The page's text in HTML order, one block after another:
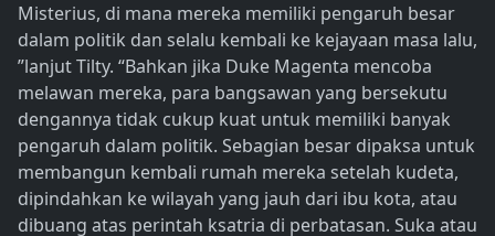
Misterius, di mana mereka memiliki pengaruh besar
dalam politik dan selalu kembali ke kejayaan masa lalu,
”lanjut Tilty. “Bahkan jika Duke Magenta mencoba
melawan mereka, para bangsawan yang bersekutu
dengannya tidak cukup kuat untuk memiliki banyak
pengaruh dalam politik. Sebagian besar dipaksa untuk
membangun kembali rumah mereka setelah kudeta,
dipindahkan ke wilayah yang jauh dari ibu kota, atau
dibuang atas perintah ksatria di perbatasan. Suka atau